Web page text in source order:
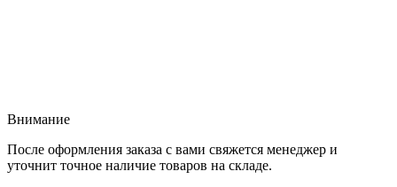
Внимание
После оформления заказа с вами свяжется менеджер и
уточнит точное наличие товаров на складе.